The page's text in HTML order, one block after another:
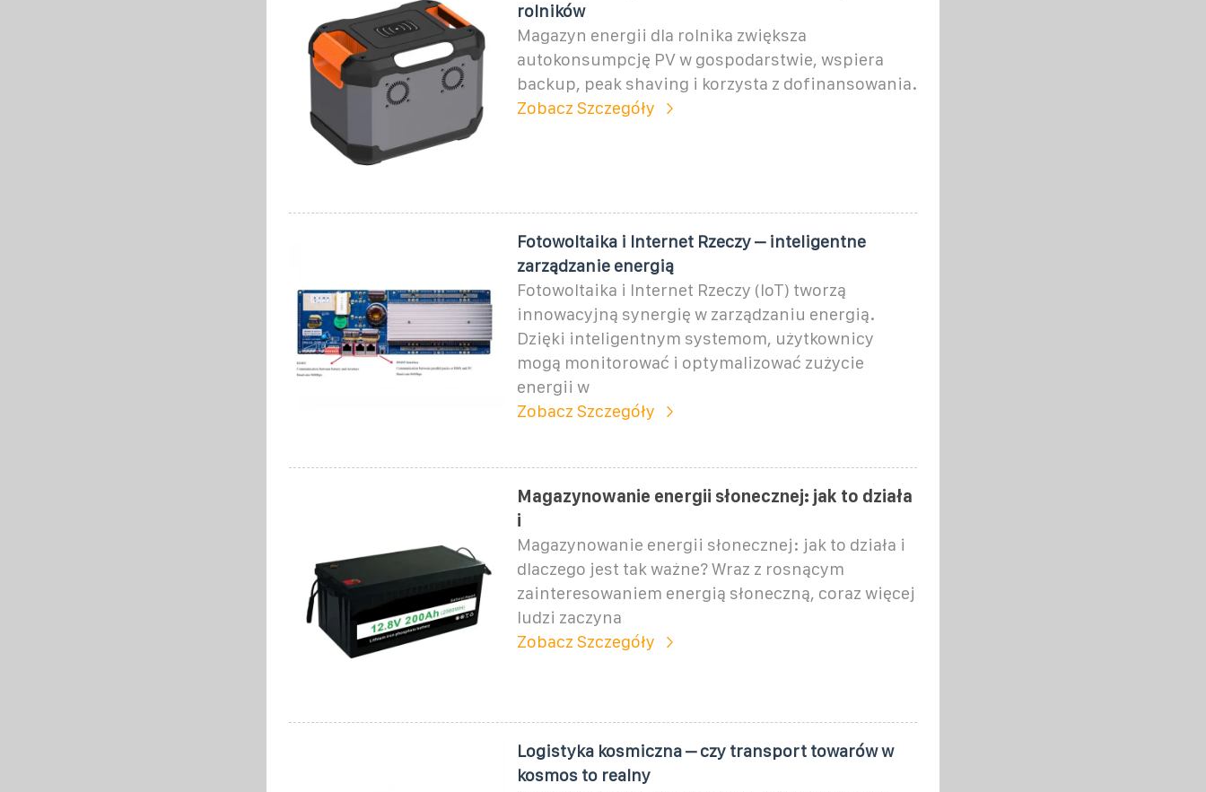
rolników
Magazyn energii dla rolnika zwiększa
autokonsumpcję PV w gospodarstwie, wspiera
backup, peak shaving i korzysta z dofinansowania.
Zobacz Szczegóły
Fotowoltaika i Internet Rzeczy – inteligentne
zarządzanie energią
Fotowoltaika i Internet Rzeczy (IoT) tworzą
innowacyjną synergię w zarządzaniu energią.
Dzięki inteligentnym systemom, użytkownicy
mogą monitorować i optymalizować zużycie
energii w
Zobacz Szczegóły
Magazynowanie energii słonecznej: jak to działa
i
Magazynowanie energii słonecznej: jak to działa i
dlaczego jest tak ważne? Wraz z rosnącym
zainteresowaniem energią słoneczną, coraz więcej
ludzi zaczyna
Zobacz Szczegóły
Logistyka kosmiczna – czy transport towarów w
kosmos to realny